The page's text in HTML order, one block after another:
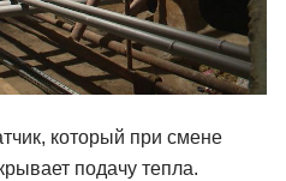
который при смене
подачу тепла.